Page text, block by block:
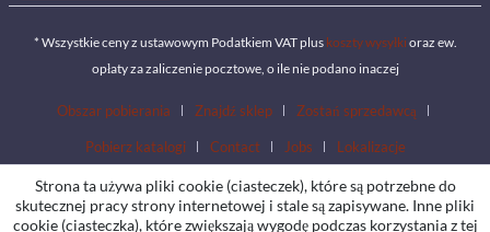
* Wszystkie ceny z ustawowym Podatkiem VAT plus koszty wysyłki oraz ew.
opłaty za zaliczenie pocztowe, o ile nie podano inaczej
Obszar pobierania Znajdź sklep Zostań sprzedawcą
Pobierz katalogi Contact Jobs Lokalizacje
Strona ta używa pliki cookie (ciasteczek), które są potrzebne do
skutecznej pracy strony internetowej i stale są zapisywane. Inne pliki
cookie (ciasteczka), które zwiększają wygodę podczas korzystania z tej